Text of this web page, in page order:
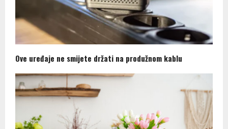
Ove uređaje ne smijete držati na produžnom kablu